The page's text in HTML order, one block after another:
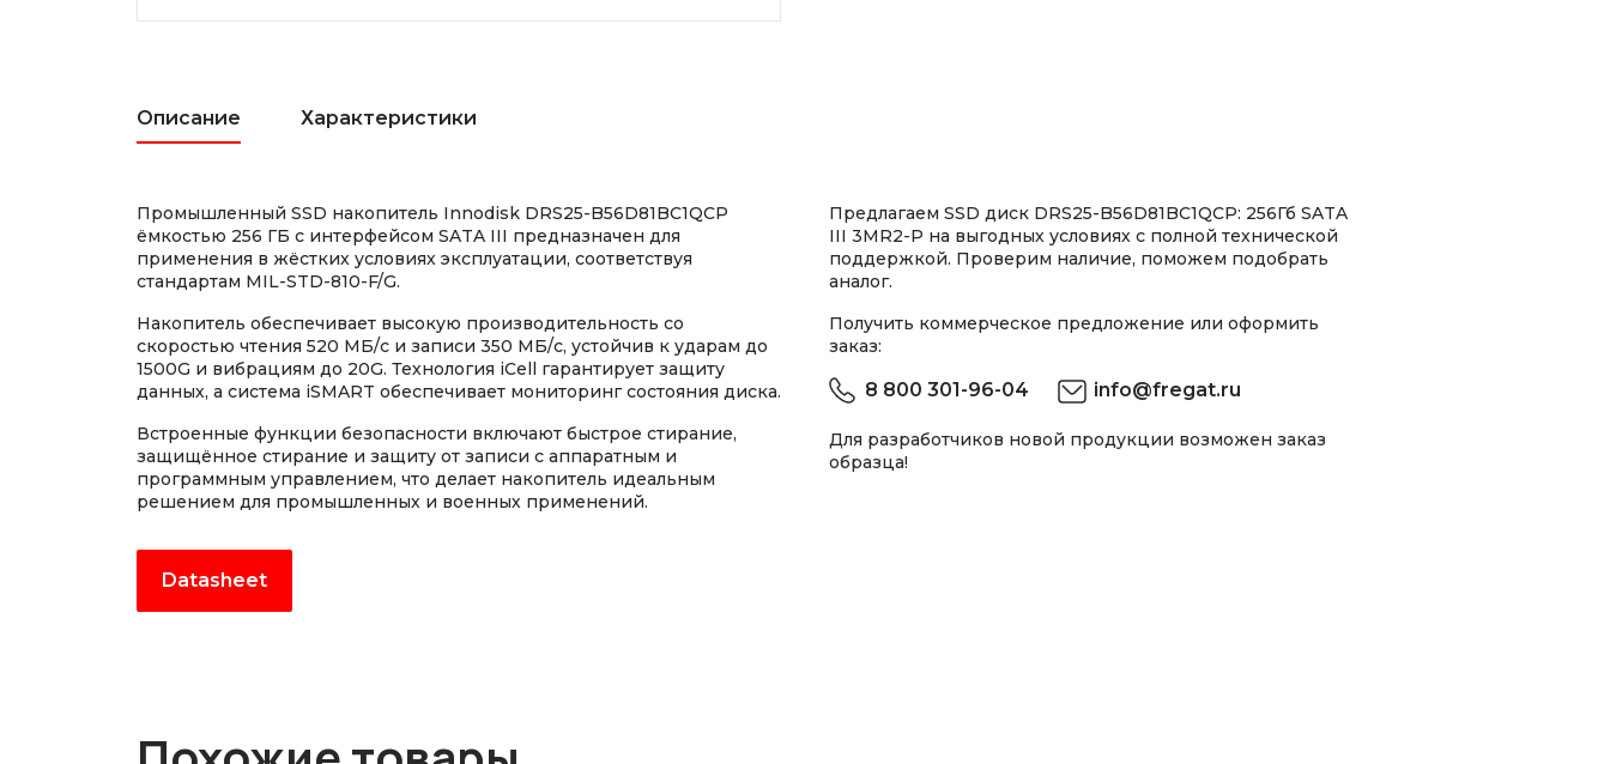
Описание Характеристики
Промышленный SSD накопитель Innodisk DRS25-B56D81BC1QCP
ёмкостью 256 ГБ с интерфейсом SATA III предназначен для
применения в жёстких условиях эксплуатации, соответствуя
стандартам MIL-STD-810-F/G.
Накопитель обеспечивает высокую производительность со
скоростью чтения 520 МБ/с и записи 350 МБ/с, устойчив к ударам до
1500G и вибрациям до 20G. Технология iCell гарантирует защиту
данных, а система iSMART обеспечивает мониторинг состояния диска.
Встроенные функции безопасности включают быстрое стирание,
защищённое стирание и защиту от записи с аппаратным и
программным управлением, что делает накопитель идеальным
решением для промышленных и военных применений.
Datasheet
Предлагаем SSD диск DRS25-B56D81BC1QCP: 256Гб SATA
III 3MR2-P на выгодных условиях с полной технической
поддержкой. Проверим наличие, поможем подобрать
аналог.
Получить коммерческое предложение или оформить
заказ:
8 800 301-96-04 info@fregat.ru
Для разработчиков новой продукции возможен заказ
образца!